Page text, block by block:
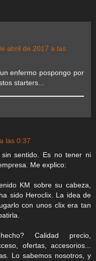
abril de 2017 a las
enfermo pospongo por
starters...
las 0:37
sentido. Es no tener ni
Me explico:
KM sobre su cabeza,
sido Heroclix. La idea de
con unos clix era tan
Calidad precio,
ofertas, accesorios...
Lo sabemos nosotros, y